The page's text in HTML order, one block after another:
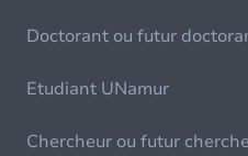
Doctorant ou futur
Etudiant UNamur
Chercheur ou futur